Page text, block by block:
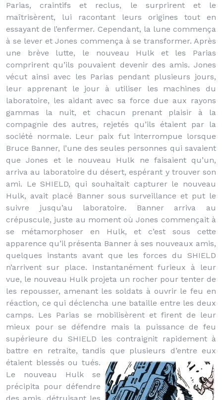
Parias, craintifs et reclus, le surprirent et le
maîtrisèrent, lui racontant leurs origines tout en
essayant de l’enfermer. Cependant, la lune commença
à se lever et Jones commença à se transformer. Après
une brève lutte, le nouveau Hulk et les Parias
comprirent qu’ils pouvaient devenir des amis. Jones
vécut ainsi avec les Parias pendant plusieurs jours,
leur apprenant le jour à utiliser les machines du
laboratoire, les aidant avec sa force due aux rayons
gammas la nuit, et chacun prenant plaisir à la
compagnie des autres, rejetés qu’ils étaient par la
société normale. Leur paix fut interrompue lorsque
Bruce Banner, l’une des seules personnes qui savaient
que Jones et le nouveau Hulk ne faisaient qu’un,
arriva au laboratoire du désert, espérant y trouver son
ami. Le SHIELD, qui souhaitait capturer le nouveau
Hulk, avait placé Banner sous surveillance et put le
suivre jusqu’au laboratoire. Banner arriva au
crépuscule, juste au moment où Jones commençait à
se métamorphoser en Hulk, et c’est sous cette
apparence qu’il présenta Banner à ses nouveaux amis,
quelques instants avant que les forces du SHIELD
n’arrivent sur place. Instantanément furieux à leur
vue, le nouveau Hulk projeta un rocher pour tenter de
les repousser, amenant les soldats à ouvrir le feu en
réaction, ce qui déclencha une bataille entre les deux
camps. Les Parias se mobilisèrent et firent de leur
mieux pour se défendre mais la puissance de feu
supérieure du SHIELD les contraignit rapidement à
battre en retraite, tandis que plusieurs d’entre eux
étaient blessés ou tués.
Le nouveau Hulk se
précipita pour défendre
des amis, détruisant les